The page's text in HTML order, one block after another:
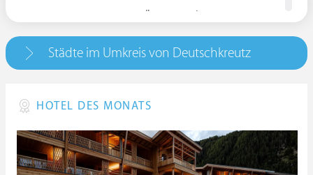
Städte im Umkreis von Deutschkreutz
HOTEL DES MONATS